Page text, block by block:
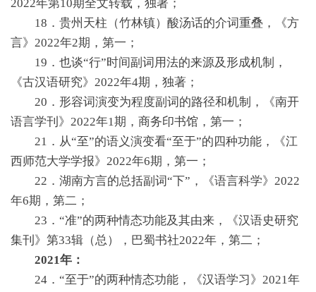
2022年第10期全文转载，独著；
18．贵州天柱（竹林镇）酸汤话的介词重叠，《方
言》2022年2期，第一；
19．也谈“行”时间副词用法的来源及形成机制，
《古汉语研究》2022年4期，独著；
20．形容词演变为程度副词的路径和机制，《南开
语言学刊》2022年1期，商务印书馆，第一；
21．从“至”的语义演变看“至于”的四种功能，《江
西师范大学学报》2022年6期，第一；
22．湖南方言的总括副词“下”，《语言科学》2022
年6期，第二；
23．“准”的两种情态功能及其由来，《汉语史研究
集刊》第33辑（总），巴蜀书社2022年，第二；
2021年：
24．“至于”的两种情态功能，《汉语学习》2021年